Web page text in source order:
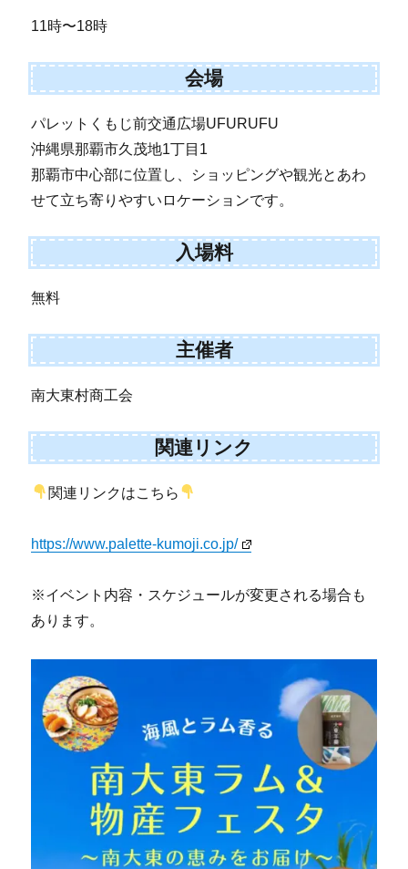
11時〜18時
会場
パレットくもじ前交通広場UFURUFU
沖縄県那覇市久茂地1丁目1
那覇市中心部に位置し、ショッピングや観光とあわ
せて立ち寄りやすいロケーションです。
入場料
無料
主催者
南大東村商工会
関連リンク
関連リンクはこちら
https://www.palette-kumoji.co.jp/
※イベント内容・スケジュールが変更される場合も
あります。